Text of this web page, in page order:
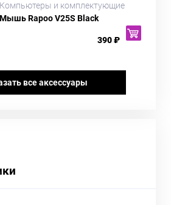
Компьютеры и комплектующие
Мышь Rapoo V25S Black
390 ₽
все аксессуары